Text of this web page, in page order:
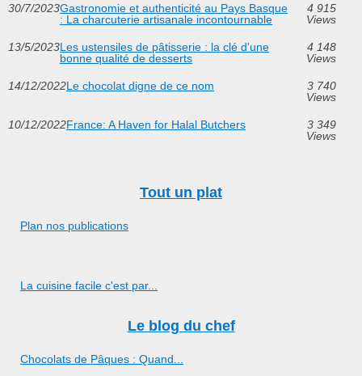
30/7/2023Gastronomie et authenticité au Pays Basque
: La charcuterie artisanale incontournable
4 915
Views
13/5/2023Les ustensiles de pâtisserie : la clé d'une
bonne qualité de desserts
4 148
Views
14/12/2022Le chocolat digne de ce nom
3 740
Views
10/12/2022France: A Haven for Halal Butchers
3 349
Views
Tout un plat
Plan nos publications
La cuisine facile c'est par...
Le blog du chef
Chocolats de Pâques : Quand...